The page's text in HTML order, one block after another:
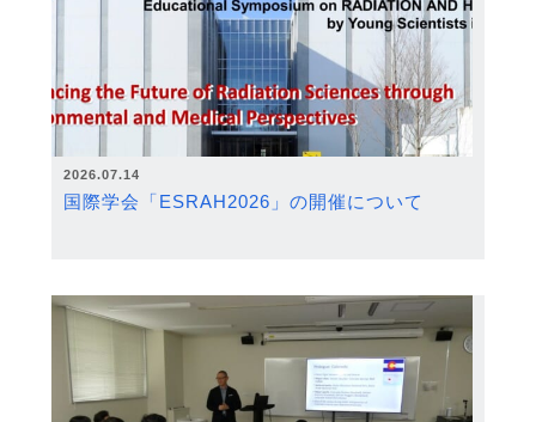
2026.07.14
国際学会「ESRAH2026」の開催について